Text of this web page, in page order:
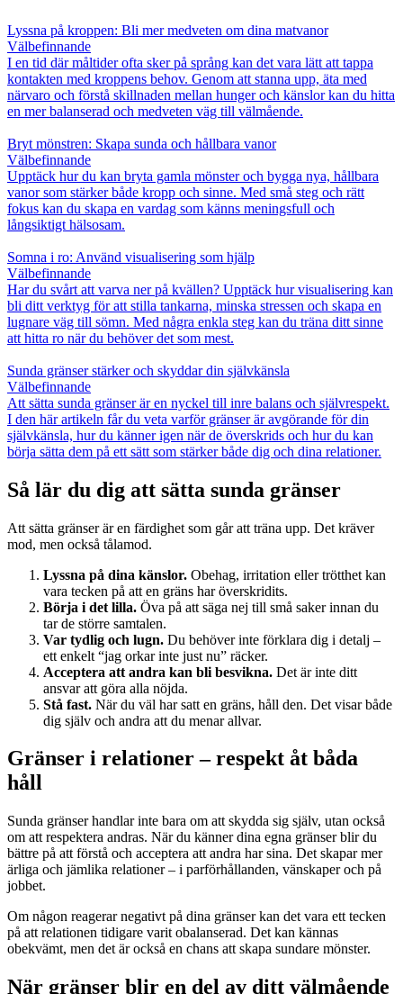
Lyssna på kroppen: Bli mer medveten om dina matvanor
Välbefinnande
I en tid där måltider ofta sker på språng kan det vara lätt att tappa
kontakten med kroppens behov. Genom att stanna upp, äta med
närvaro och förstå skillnaden mellan hunger och känslor kan du hitta
en mer balanserad och medveten väg till välmående.
Bryt mönstren: Skapa sunda och hållbara vanor
Välbefinnande
Upptäck hur du kan bryta gamla mönster och bygga nya, hållbara
vanor som stärker både kropp och sinne. Med små steg och rätt
fokus kan du skapa en vardag som känns meningsfull och
långsiktigt hälsosam.
Somna i ro: Använd visualisering som hjälp
Välbefinnande
Har du svårt att varva ner på kvällen? Upptäck hur visualisering kan
bli ditt verktyg för att stilla tankarna, minska stressen och skapa en
lugnare väg till sömn. Med några enkla steg kan du träna ditt sinne
att hitta ro när du behöver det som mest.
Sunda gränser stärker och skyddar din självkänsla
Välbefinnande
Att sätta sunda gränser är en nyckel till inre balans och självrespekt.
I den här artikeln får du veta varför gränser är avgörande för din
självkänsla, hur du känner igen när de överskrids och hur du kan
börja sätta dem på ett sätt som stärker både dig och dina relationer.
Så lär du dig att sätta sunda gränser
Att sätta gränser är en färdighet som går att träna upp. Det kräver
mod, men också tålamod.
Lyssna på dina känslor. Obehag, irritation eller trötthet kan
vara tecken på att en gräns har överskridits.
Börja i det lilla. Öva på att säga nej till små saker innan du
tar de större samtalen.
Var tydlig och lugn. Du behöver inte förklara dig i detalj –
ett enkelt “jag orkar inte just nu” räcker.
Acceptera att andra kan bli besvikna. Det är inte ditt
ansvar att göra alla nöjda.
Stå fast. När du väl har satt en gräns, håll den. Det visar både
dig själv och andra att du menar allvar.
Gränser i relationer – respekt åt båda
håll
Sunda gränser handlar inte bara om att skydda sig själv, utan också
om att respektera andras. När du känner dina egna gränser blir du
bättre på att förstå och acceptera att andra har sina. Det skapar mer
ärliga och jämlika relationer – i parförhållanden, vänskaper och på
jobbet.
Om någon reagerar negativt på dina gränser kan det vara ett tecken
på att relationen tidigare varit obalanserad. Det kan kännas
obekvämt, men det är också en chans att skapa sundare mönster.
När gränser blir en del av ditt välmående